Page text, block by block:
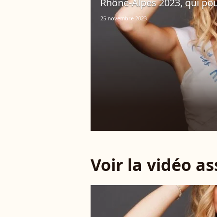
Rhône-Alpes 2023, qui
25 novembre 2023
Voir la vidéo